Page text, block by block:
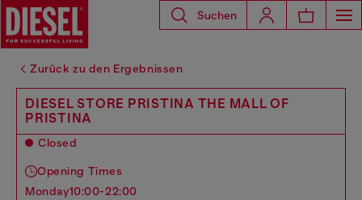
Suchen
Zurück zu den Ergebnissen
DIESEL STORE PRISTINA THE MALL OF
PRISTINA
Closed
Opening Times
monday10:00-22:00